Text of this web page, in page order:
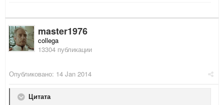
master1976
collega
13304 публикации
Опубликовано: 14 Jan 2014
Цитата